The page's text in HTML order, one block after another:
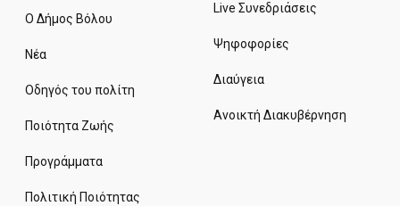
Ο Δήμος Βόλου
Νέα
Οδηγός του πολίτη
Ποιότητα Ζωής
Προγράμματα
Πολιτική Ποιότητας
Live Συνεδριάσεις
Ψηφοφορίες
Διαύγεια
Ανοικτή Διακυβέρνηση